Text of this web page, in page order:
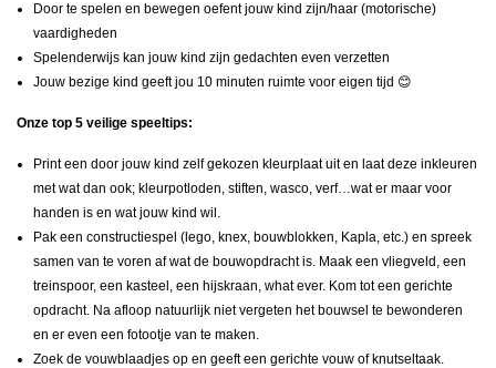
Door te spelen en bewegen oefent jouw kind zijn/haar (motorische)
vaardigheden
Spelenderwijs kan jouw kind zijn gedachten even verzetten
Jouw bezige kind geeft jou 10 minuten ruimte voor eigen tijd 😊
Onze top 5 veilige speeltips:
Print een door jouw kind zelf gekozen kleurplaat uit en laat deze inkleuren
met wat dan ook; kleurpotloden, stiften, wasco, verf…wat er maar voor
handen is en wat jouw kind wil.
Pak een constructiespel (lego, knex, bouwblokken, Kapla, etc.) en spreek
samen van te voren af wat de bouwopdracht is. Maak een vliegveld, een
treinspoor, een kasteel, een hijskraan, what ever. Kom tot een gerichte
opdracht. Na afloop natuurlijk niet vergeten het bouwsel te bewonderen
en er even een fotootje van te maken.
Zoek de vouwblaadjes op en geeft een gerichte vouw of knutseltaak.